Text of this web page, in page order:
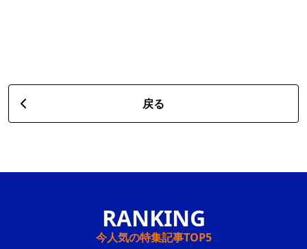
戻る
今人気の特集記事TOP5